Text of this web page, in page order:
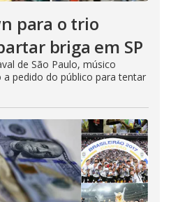
para o trio
briga em SP
de São Paulo, músico
pedido do público para tentar